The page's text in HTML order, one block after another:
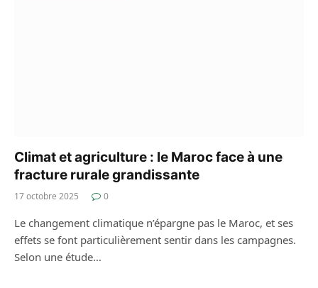
Climat et agriculture : le Maroc face à une
fracture rurale grandissante
17 octobre 2025 0
Le changement climatique n’épargne pas le Maroc, et ses
effets se font particulièrement sentir dans les campagnes.
Selon une étude…